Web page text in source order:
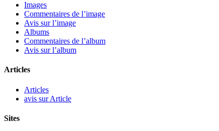
Images
Commentaires de l’image
Avis sur l’image
Albums
Commentaires de l’album
Avis sur l’album
Articles
Articles
avis sur Article
Sites